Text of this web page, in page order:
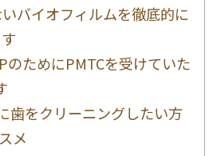
バイオフィルムを徹底的に
ためにPMTCを受けていた
歯をクリーニングしたい方
メ